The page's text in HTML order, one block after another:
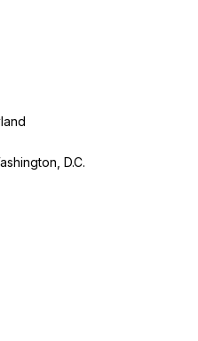
D.C.